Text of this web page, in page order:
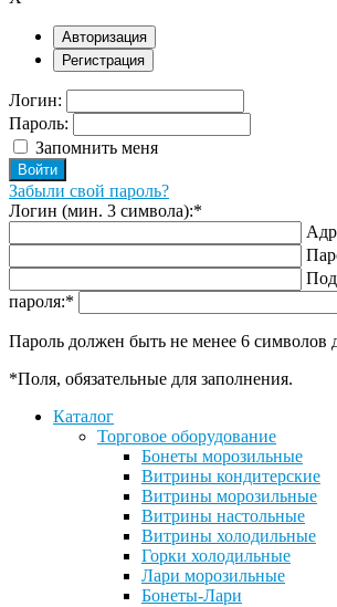
Авторизация
Регистрация
Логин:
Пароль:
Запомнить меня
Забыли свой пароль?
Логин (мин. 3 символа):*
пароля:*
Пароль должен быть не менее 6 символов
*Поля, обязательные для заполнения.
Каталог
Торговое оборудование
Бонеты морозильные
Витрины кондитерские
Витрины морозильные
Витрины настольные
Витрины холодильные
Горки холодильные
Лари морозильные
Бонеты-Лари